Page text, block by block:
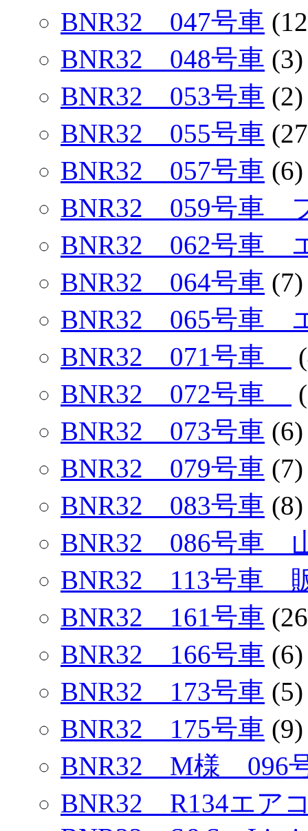
BNR32 047号車
BNR32 048号車 (3)
BNR32 053号車 (2)
BNR32 055号車
BNR32 057号車 (6)
BNR32 059号車
BNR32 062号車
BNR32 064号車 (7)
BNR32 065号車
BNR32 071号車
BNR32 072号車
BNR32 073号車 (6)
BNR32 079号車 (7)
BNR32 083号車 (8)
BNR32 086号車
BNR32 113号車
BNR32 161号車
BNR32 166号車 (6)
BNR32 173号車 (5)
BNR32 175号車 (9)
BNR32 M様 096
BNR32 R134エア